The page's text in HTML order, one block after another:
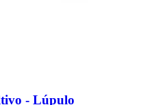
-​ Lúpulo